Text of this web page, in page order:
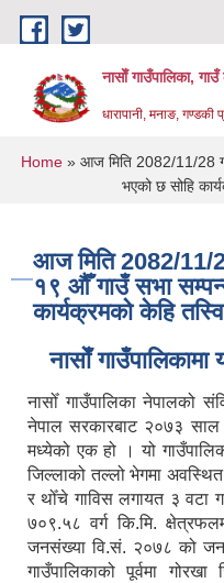
Skip to main content
नासाेँ गाउँपालिका, गाउँ
धारापानी, मनाङ, गण्डकी
You are here
Home» आज मिति 2082/11/28
भएको छ सोहि
आज मिति 2082/11/
१९ औँ गाउँ सभा
कार्यक्रमको केहि
नासाेँ गाउँपालिकामा
नासोँ गाउँपालिका नेपालको
नेपाल सरकारबाट २०७३
मध्येको एक हो । यो
जिल्लाको तल्लो भेगमा अवस्थित
र थोँचे गाविस लगायत ३ वटा
७०९.५८ वर्ग कि.मि.
जनसंख्या वि.सं. २०७८ को
गाउँपालिकाको पूर्वमा